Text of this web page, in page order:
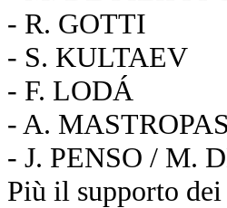
- R. GOTTI
- S. KULTAEV
- F. LODÁ
- A.
- J. PENSO / M.
Più il supporto